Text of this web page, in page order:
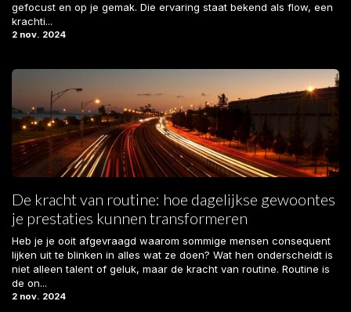
gefocust en op je gemak. Die ervaring staat bekend als flow, een
krachti...
2 nov. 2024
De kracht van routine: hoe dagelijkse gewoontes
je prestaties kunnen transformeren
Heb je je ooit afgevraagd waarom sommige mensen consequent
lijken uit te blinken in alles wat ze doen? Wat hen onderscheidt is
niet alleen talent of geluk, maar de kracht van routine. Routine is
de on...
2 nov. 2024